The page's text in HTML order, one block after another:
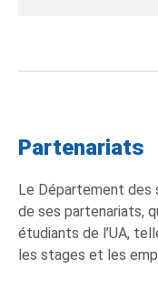
Partenariats
Le Département des
de ses partenariats,
étudiants de l’UA,
les stages et les